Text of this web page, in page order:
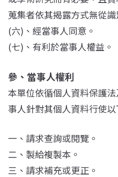
蒐集者依其揭露方式無從
(六)、經當事人同意。
(七)、有利於當事人權益。
參、當事人權利
本單位依循個人資料保護
事人針對其個人資料行使以
一、請求查詢或閱覽。
二、製給複製本。
三、請求補充或更正。